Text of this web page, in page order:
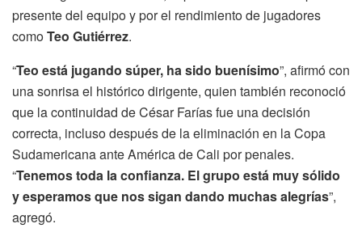
presente del equipo y por el rendimiento de jugadores
comoTeo Gutiérrez.
“Teo está jugando súper, ha sido buenísimo”, afirmó con
una sonrisa el histórico dirigente, quien también reconoció
que la continuidad de César Farías fue una decisión
correcta, incluso después de la eliminación en la Copa
Sudamericana ante América de Cali por penales.
“Tenemos toda la confianza. El grupo está muy sólido
y esperamos que nos sigan dando muchas alegrías”,
agregó.